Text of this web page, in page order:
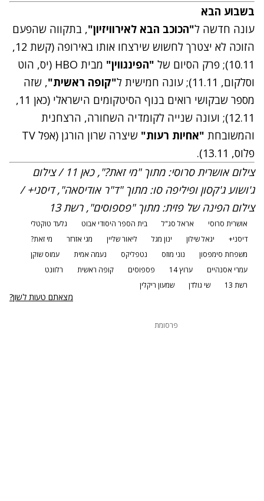
בשבוע הבא
עונה חדשה ל"הכוכב הבא לאירוויזיון", בתקווה שהפעם
הזוכה לא יצטרך לחשוש שירצחו אותו באירופה (קשת 12,
10.11); פרק הסיום של
"הפינגווין"
מבית HBO (יס, הוט
וסלקום, 11.11); עונה חמישית ל
"קופה ראשית", שזה
מספר שבקושי רואים בנוף הסיטקומים הישראלי (כאן 11,
12.11); ועונה שנייה לקומדיה השחורה, הרצחנית
והמשובחת "אחיות רעות"
שיצרה שרון הורגן (אפל TV
פלוס, 13.11).
צילום אושרית סרוסי: מתוך "מי זאת?", כאן 11 / צילום
ג'ושוע ג'קסון ופיליפה סו: מתוך "ד"ר אודיסאה", דיסני+ /
צילום הפינה של פזית: מתוך "פספוסים", רשת 13
אושרית סרוסי אראל סג"ל בית הספר היסודי אבוט
גלעד טוקטלי
דיסני+
יגאל שילון ינון מגל ליאור שליין מגי אזרזר
מי זאת?
משפחת סימפסון
נוני מוזס נטפליקס נעמה אמית
עמוס שוקן
עמרי אסנהיים
ערוץ 14 פספוסים קופה ראשית
רלוונט
רשת 13
שי גולדן שמעון ריקלין
מצאתם טעות לשון?
פרסומת